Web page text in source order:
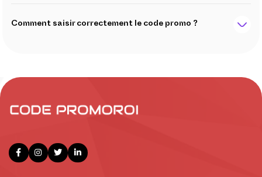
Comment saisir correctement le code promo ?